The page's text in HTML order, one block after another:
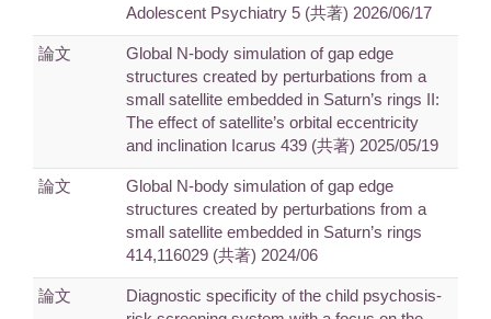
Adolescent Psychiatry 5 (共著) 2026/06/17
論文
Global N-body simulation of gap edge
structures created by perturbations from a
small satellite embedded in Saturn’s rings II:
The effect of satellite’s orbital eccentricity
and inclination Icarus 439 (共著) 2025/05/19
論文
Global N-body simulation of gap edge
structures created by perturbations from a
small satellite embedded in Saturn’s rings
414,116029 (共著) 2024/06
論文
Diagnostic specificity of the child psychosis-